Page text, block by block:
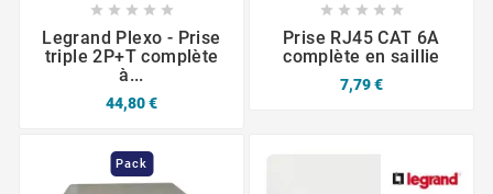
    
Legrand Plexo - Prise
triple 2P+T complète
à...
44,80 €
    
Prise RJ45 CAT 6A
complète en saillie
7,79 €
Pack